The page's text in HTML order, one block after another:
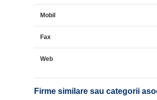
Mobil
Fax
Web
Firme similare sau categorii